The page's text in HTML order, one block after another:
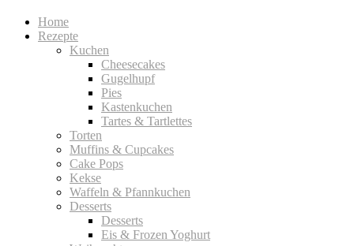
Home
Rezepte
Kuchen
Cheesecakes
Gugelhupf
Pies
Kastenkuchen
Tartes & Tartlettes
Torten
Muffins & Cupcakes
Cake Pops
Kekse
Waffeln & Pfannkuchen
Desserts
Desserts
Eis & Frozen Yoghurt